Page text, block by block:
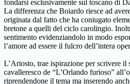
fondarsi esclusivamente sul toscano di
La differenza che Boiardo riesce ad
originata dal fatto che ha coniugato
bretone a quelli del ciclo carolingio.
sentimento evidenziandolo in modo
l’amore ad essere il fulcro dell’intera
L’Ariosto, trae ispirazione per scrivere il
cavalleresco de “L’Orlando furioso”
riprendendone il tema ma inserendo